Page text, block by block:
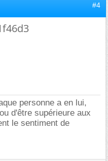
#4
personne a en lui,
d'être supérieure aux
le sentiment de